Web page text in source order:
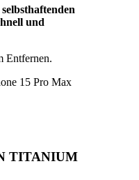
selbsthaftenden
und
Entfernen.
15 Pro Max
TITANIUM